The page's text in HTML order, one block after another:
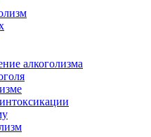
алкоголизма